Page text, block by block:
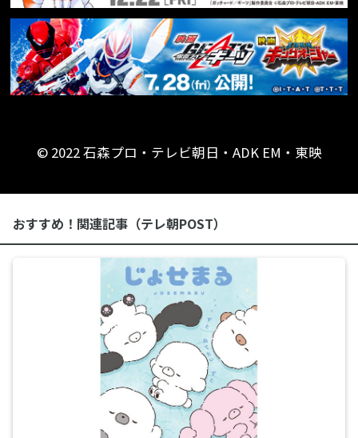
© 2022 石森プロ・テレビ朝日・ADK EM・東映
おすすめ！関連記事（テレ朝POST）